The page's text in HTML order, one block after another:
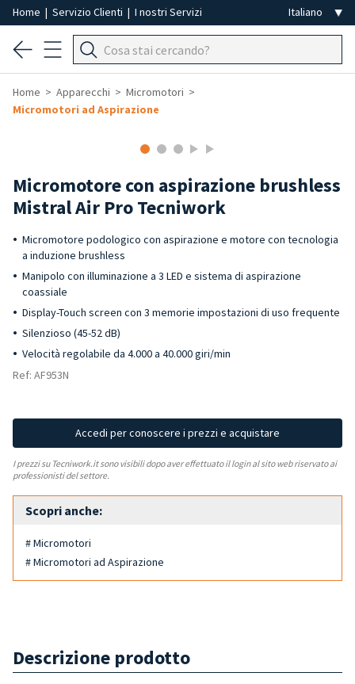
Home | Servizio Clienti | I nostri Servizi
Home Apparecchi
Micromotori
Micromotori ad Aspirazione
Micromotore con aspirazione brushless
Mistral Air Pro Tecniwork
Micromotore podologico con aspirazione e motore con tecnologia
a induzione brushless
Manipolo con illuminazione a 3 LED e sistema di aspirazione
coassiale
Display-Touch screen con 3 memorie impostazioni di uso frequente
Silenzioso (45-52 dB)
Velocità regolabile da 4.000 a 40.000 giri/min
Ref: AF953N
Accedi per conoscere i prezzi e acquistare
I prezzi su Tecniwork.it sono visibili dopo aver effettuato il login al sito web riservato ai
professionisti del settore.
Scopri anche:
# Micromotori
# Micromotori ad Aspirazione
Descrizione prodotto